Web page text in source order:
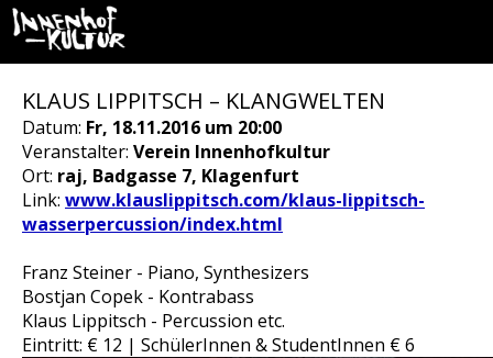
KLAUS LIPPITSCH – KLANGWELTEN
Datum: Fr, 18.11.2016 um 20:00
Veranstalter: Verein Innenhofkultur
Ort: raj, Badgasse 7, Klagenfurt
Link: www.klauslippitsch.com/klaus-lippitsch-
wasserpercussion/index.html
Franz Steiner - Piano, Synthesizers
Bostjan Copek - Kontrabass
Klaus Lippitsch - Percussion etc.
Eintritt: € 12 | SchülerInnen & StudentInnen € 6